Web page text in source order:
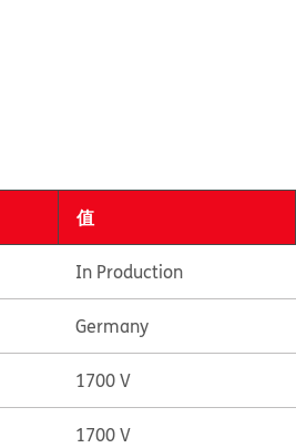
值
In Production
Germany
1700 V
1700 V